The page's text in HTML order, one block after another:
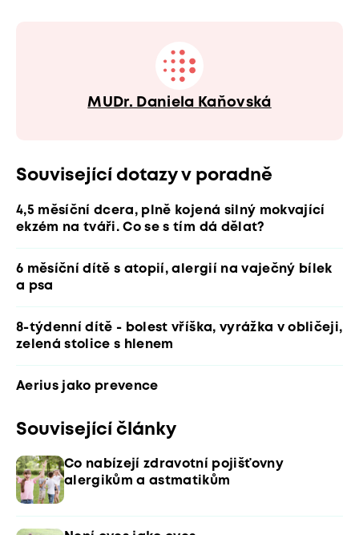
MUDr. Daniela Kaňovská
Související dotazy v poradně
4,5 měsíční dcera, plně kojená silný mokvající
ekzém na tváři. Co se s tím dá dělat?
6 měsíční dítě s atopií, alergií na vaječný bílek
a psa
8-týdenní dítě - bolest vříška, vyrážka v obličeji,
zelená stolice s hlenem
Aerius jako prevence
Související články
Co nabízejí zdravotní pojišťovny
alergikům a astmatikům